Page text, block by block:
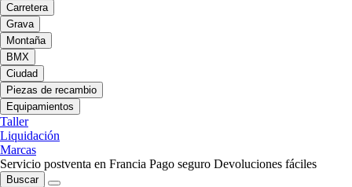
Carretera
Grava
Montaña
BMX
Ciudad
Piezas de recambio
Equipamientos
Taller
Liquidación
Marcas
Servicio postventa en Francia Pago seguro Devoluciones fáciles
Buscar